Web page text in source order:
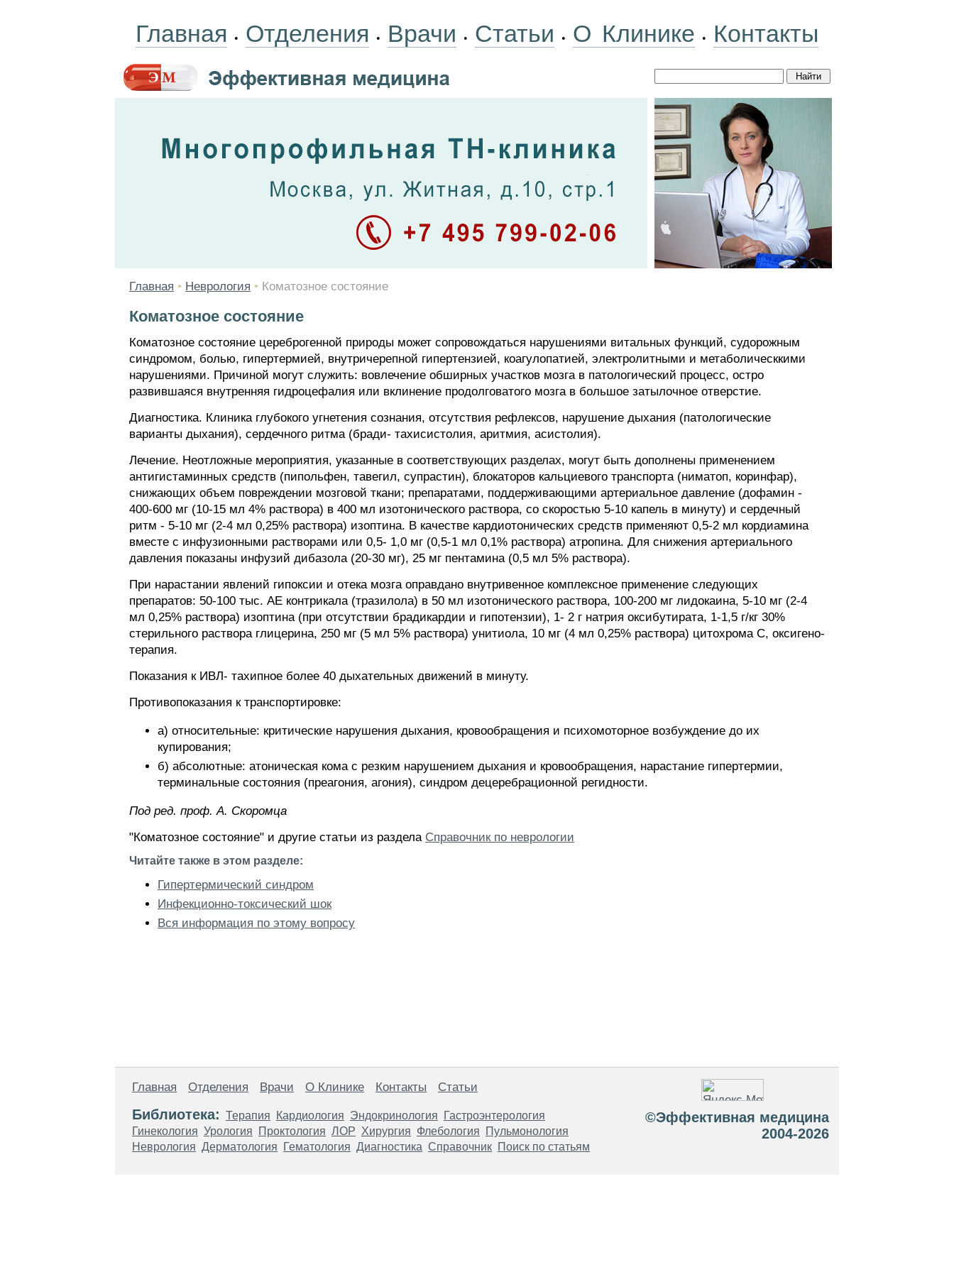
Главная • Отделения • Врачи • Статьи • О Клинике • Контакты
Главная • Неврология • Коматозное состояние
Коматозное состояние
Коматозное состояние цереброгенной природы может сопровождаться нарушениями витальных функций, судорожным
синдромом, болью, гипертермией, внутричерепной гипертензией, коагулопатией, электролитными и метаболическкими
нарушениями. Причиной могут служить: вовлечение обширных участков мозга в патологический процесс, остро
развившаяся внутренняя гидроцефалия или вклинение продолговатого мозга в большое затылочное отверстие.
Диагностика. Клиника глубокого угнетения сознания, отсутствия рефлексов, нарушение дыхания (патологические
варианты дыхания), сердечного ритма (бради- тахисистолия, аритмия, асистолия).
Лечение. Неотложные мероприятия, указанные в соответствующих разделах, могут быть дополнены применением
антигистаминных средств (пипольфен, тавегил, супрастин), блокаторов кальциевого транспорта (ниматоп, коринфар),
снижающих объем повреждении мозговой ткани; препаратами, поддерживающими артериальное давление (дофамин -
400-600 мг (10-15 мл 4% раствора) в 400 мл изотонического раствора, со скоростью 5-10 капель в минуту) и сердечный
ритм - 5-10 мг (2-4 мл 0,25% раствора) изоптина. В качестве кардиотонических средств применяют 0,5-2 мл кордиамина
вместе с инфузионными растворами или 0,5- 1,0 мг (0,5-1 мл 0,1% раствора) атропина. Для снижения артериального
давления показаны инфузий дибазола (20-30 мг), 25 мг пентамина (0,5 мл 5% раствора).
При нарастании явлений гипоксии и отека мозга оправдано внутривенное комплексное применение следующих
препаратов: 50-100 тыс. АЕ контрикала (тразилола) в 50 мл изотонического раствора, 100-200 мг лидокаина, 5-10 мг (2-4
мл 0,25% раствора) изоптина (при отсутствии брадикардии и гипотензии), 1- 2 г натрия оксибутирата, 1-1,5 г/кг 30%
стерильного раствора глицерина, 250 мг (5 мл 5% раствора) унитиола, 10 мг (4 мл 0,25% раствора) цитохрома С, оксигено-
терапия.
Показания к ИВЛ- тахипное более 40 дыхательных движений в минуту.
Противопоказания к транспортировке:
а) относительные: критические нарушения дыхания, кровообращения и психомоторное возбуждение до их
купирования;
б) абсолютные: атоническая кома с резким нарушением дыхания и кровообращения, нарастание гипертермии,
терминальные состояния (преагония, агония), синдром децеребрационной регидности.
Пoд peд. проф. А. Скоромца
"Коматозное состояние" и другие статьи из раздела Справочник по неврологии
Читайте также в этом разделе:
Гипертермический синдром
Инфекционно-токсический шок
Вся информация по этому вопросу
Главная Отделения Врачи О Клинике Контакты Статьи
Библиотека: Терапия Кардиология Эндокринология
Гастроэнтерология
Гинекология Урология Проктология ЛОР Хирургия Флебология
Пульмонология
Неврология Дерматология Гематология Диагностика Справочник Поиск по статьям
©Эффективная медицина
2004-2026